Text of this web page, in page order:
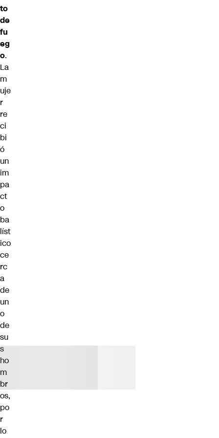
to
de
fu
eg
o.
La
m
uje
r
re
ci
bi
ó
un
im
pa
ct
o
ba
líst
ico
ce
rc
a
de
un
o
de
su
s
ho
m
br
os,
po
r
lo